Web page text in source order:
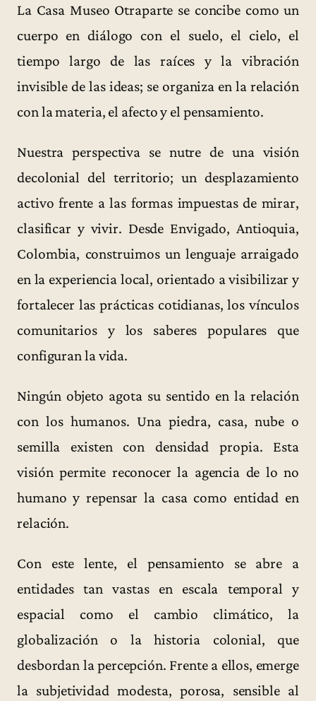
La Casa Museo Otraparte se concibe como un
cuerpo en diálogo con el suelo, el cielo, el
tiempo largo de las raíces y la vibración
invisible de las ideas; se organiza en la relación
con la materia, el afecto y el pensamiento.
Nuestra perspectiva se nutre de una visión
decolonial del territorio; un desplazamiento
activo frente a las formas impuestas de mirar,
clasificar y vivir. Desde Envigado, Antioquia,
Colombia, construimos un lenguaje arraigado
en la experiencia local, orientado a visibilizar y
fortalecer las prácticas cotidianas, los vínculos
comunitarios y los saberes populares que
configuran la vida.
Ningún objeto agota su sentido en la relación
con los humanos. Una piedra, casa, nube o
semilla existen con densidad propia. Esta
visión permite reconocer la agencia de lo no
humano y repensar la casa como entidad en
relación.
Con este lente, el pensamiento se abre a
entidades tan vastas en escala temporal y
espacial como el cambio climático, la
globalización o la historia colonial, que
desbordan la percepción. Frente a ellos, emerge
la subjetividad modesta, porosa, sensible al